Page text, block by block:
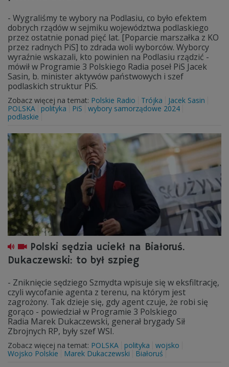
- Wygraliśmy te wybory na Podlasiu, co było efektem
dobrych rządów w sejmiku województwa podlaskiego
przez ostatnie ponad pięć lat. [Poparcie marszałka z KO
przez radnych PiS] to zdrada woli wyborców. Wyborcy
wyraźnie wskazali, kto powinien na Podlasiu rządzić -
mówił w Programie 3 Polskiego Radia poseł PiS Jacek
Sasin, b. minister aktywów państwowych i szef
podlaskich struktur PiS.
Zobacz więcej na temat: Polskie Radio Trójka
Jacek Sasin
POLSKA
polityka PiS
wybory samorządowe 2024
podlaskie
Polski sędzia uciekł na Białoruś.
Dukaczewski: to był szpieg
- Zniknięcie sędziego Szmydta wpisuje się w eksfiltrację,
czyli wycofanie agenta z terenu, na którym jest
zagrożony. Tak dzieje się, gdy agent czuje, że robi się
gorąco - powiedział w Programie 3 Polskiego
Radia Marek Dukaczewski, generał brygady Sił
Zbrojnych RP, były szef WSI.
Zobacz więcej na temat: POLSKA polityka
wojsko
Wojsko Polskie
Marek Dukaczewski Białoruś